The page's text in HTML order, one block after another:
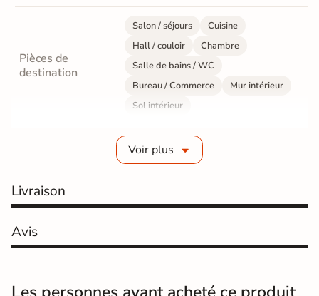
Pièces de
destination
Salon / séjours
Cuisine
Hall / couloir
Chambre
Salle de bains / WC
Bureau / Commerce
Mur intérieur
Sol intérieur
Grès cérame émaillé
Résistance à
GR5 - Ultra-résistant
Masse colorée Oui
rectifié
Voir plus
Livraison
Avis